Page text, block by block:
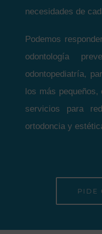
necesidades de
Podemos
odontología
odontopediatría,
los más
servicios para
ortodoncia y
PIDE